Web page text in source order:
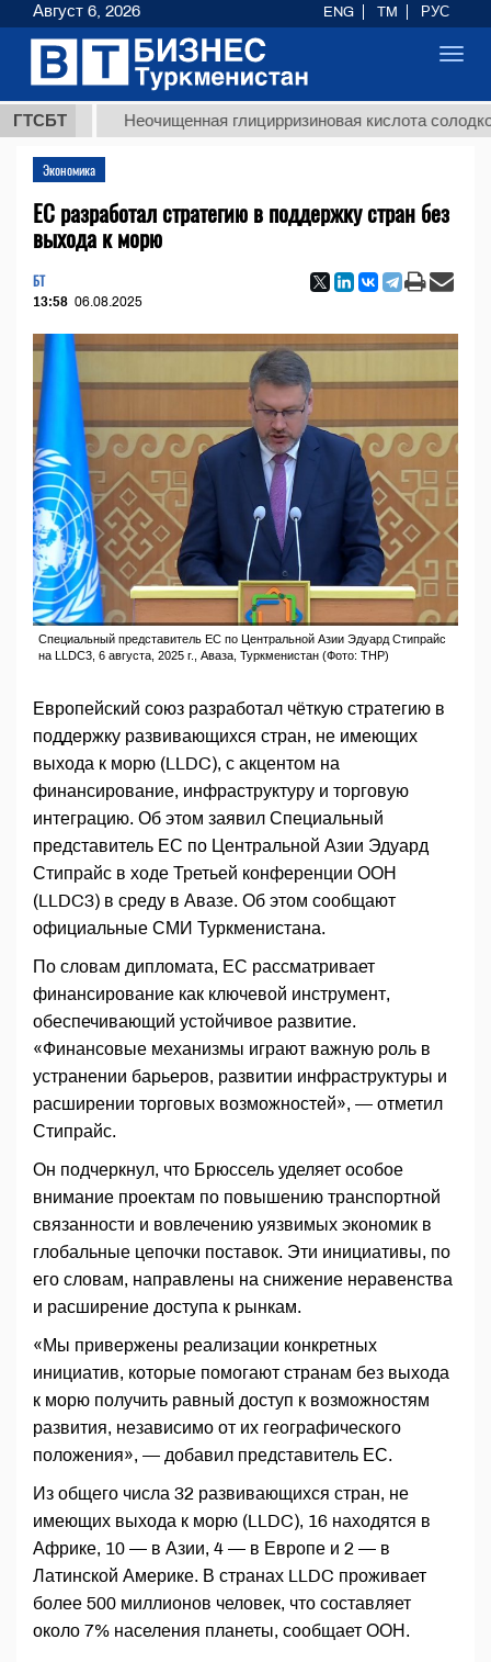
ГТСБТНеочищенная глицирризиновая кислота солодкового
Экономика
ЕС разработал стратегию в поддержку стран без
выхода к морю
БТ
13:58 06.08.2025
Специальный представитель ЕС по Центральной Азии Эдуард Стипрайс
на LLDC3, 6 августа, 2025 г., Аваза, Туркменистан (Фото: ТНР)
Европейский союз разработал чёткую стратегию в
поддержку развивающихся стран, не имеющих
выхода к морю (LLDC), с акцентом на
финансирование, инфраструктуру и торговую
интеграцию. Об этом заявил Специальный
представитель ЕС по Центральной Азии Эдуард
Стипрайс в ходе Третьей конференции ООН
(LLDC3) в среду в Авазе. Об этом сообщают
официальные СМИ Туркменистана.
По словам дипломата, ЕС рассматривает
финансирование как ключевой инструмент,
обеспечивающий устойчивое развитие.
«Финансовые механизмы играют важную роль в
устранении барьеров, развитии инфраструктуры и
расширении торговых возможностей», — отметил
Стипрайс.
Он подчеркнул, что Брюссель уделяет особое
внимание проектам по повышению транспортной
связанности и вовлечению уязвимых экономик в
глобальные цепочки поставок. Эти инициативы, по
его словам, направлены на снижение неравенства
и расширение доступа к рынкам.
«Мы привержены реализации конкретных
инициатив, которые помогают странам без выхода
к морю получить равный доступ к возможностям
развития, независимо от их географического
положения», — добавил представитель ЕС.
Из общего числа 32 развивающихся стран, не
имеющих выхода к морю (LLDC), 16 находятся в
Африке, 10 — в Азии, 4 — в Европе и 2 — в
Латинской Америке. В странах LLDC проживает
более 500 миллионов человек, что составляет
около 7% населения планеты, сообщает ООН.
Август 6, 2026 ENG TM РУС